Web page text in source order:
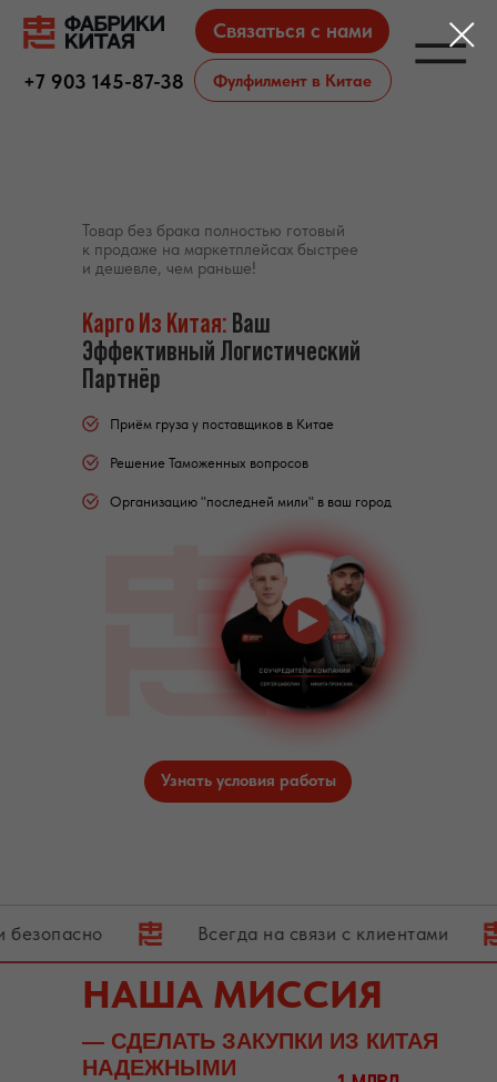
Связаться с нами
Фулфилмент в Китае
Приём груза у поставщиков в Китае
Решение Таможенных вопросов
Организацию "последней мили" в ваш город
Карго Из Китая: Ваш
Эффективный Логистический
Партнёр
Товар без брака полностью готовый
к продаже на маркетплейсах быстрее
и дешевле, чем раньше!
Узнать условия работы
Всегда на связи с клиентами
НАША МИССИЯ
— СДЕЛАТЬ ЗАКУПКИ ИЗ КИТАЯ
НАДЕЖНЫМИ